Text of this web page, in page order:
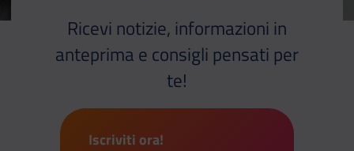
Ricevi notizie, informazioni in
anteprima e consigli pensati per
te!
Iscriviti ora!